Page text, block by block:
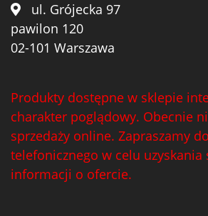
ul. Grójecka 97
pawilon 120
02-101 Warszawa
Produkty dostępne w sklepie
charakter poglądowy. Obecnie
sprzedaży online. Zapraszamy
telefonicznego w celu uzyskania
informacji o ofercie.